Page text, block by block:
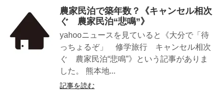
農家民泊で築年数？《キャンセル相次
ぐ 農家民泊“悲鳴”》
yahooニュースを見ていると《大分で「待
っちょるぞ」 修学旅行 キャンセル相次
ぐ 農家民泊“悲鳴”》という記事がありま
した。 熊本地...
記事を読む